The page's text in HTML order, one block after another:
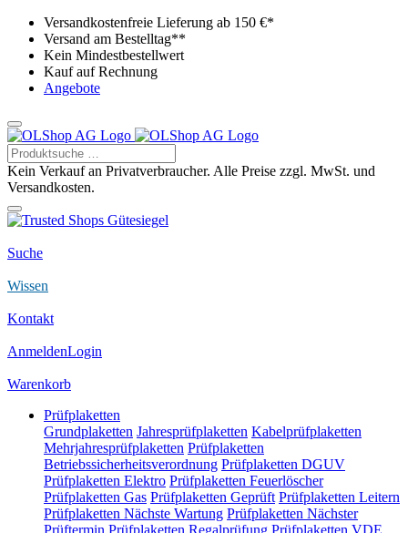
Versandkostenfreie Lieferung ab 150 €*
Versand am Bestelltag**
Kein Mindestbestellwert
Kauf auf Rechnung
Angebote
Kein Verkauf an Privatverbraucher. Alle Preise zzgl. MwSt. und
Versandkosten.
Suche
Wissen
Kontakt
AnmeldenLogin
Warenkorb
Prüfplaketten
Grundplaketten Jahresprüfplaketten Kabelprüfplaketten
Mehrjahresprüfplaketten Prüfplaketten
Betriebssicherheitsverordnung Prüfplaketten DGUV
Prüfplaketten Elektro Prüfplaketten Feuerlöscher
Prüfplaketten Gas Prüfplaketten Geprüft Prüfplaketten Leitern
Prüfplaketten Nächste Wartung Prüfplaketten Nächster
Prüftermin Prüfplaketten Regalprüfung Prüfplaketten VDE